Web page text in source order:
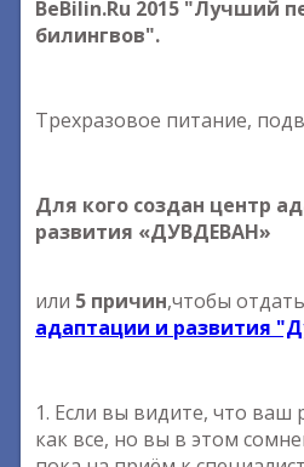
BeBilin.Ru 2015 "Лучший
билингвов".
Трехразовое питание,
Для кого создан центр
развития «ДУВДЕВАН»
или 5 причин,чтобы
адаптации и развития
1. Если вы видите, что ваш
как все, но вы в этом